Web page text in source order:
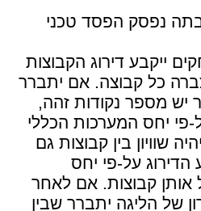
נפסק הפסד טכני
ייקבע דירוג הקבוצות
כל קבוצה. אם יתברר
יש מספר נקודות זהה,
פי יחס המערכות הכללי
שוויון בין קבוצות גם
על-פי יחס
אותן קבוצות. אם לאחר
של הליגה יתברר שבין